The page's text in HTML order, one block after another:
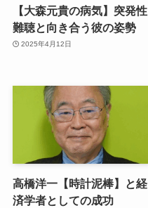
【大森元貴の病気】突発性
難聴と向き合う彼の姿勢
2025年4月12日
高橋洋一【時計泥棒】と経
済学者としての成功